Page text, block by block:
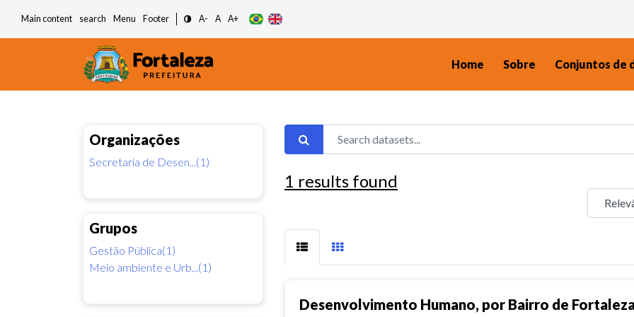
Main content search Menu Footer A- A A+
Home Sobre Conjuntos de
Organizações
Secretaria de Desen...(1)
Grupos
Gestão Pública(1)
Meio ambiente e Urb...(1)
1 results found
Desenvolvimento Humano, por Bairro de